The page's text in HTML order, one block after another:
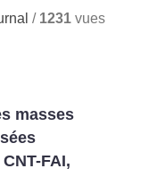
/ 1231 vues
masses
FAI,